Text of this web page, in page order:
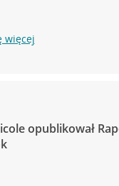
więcej
opublikował